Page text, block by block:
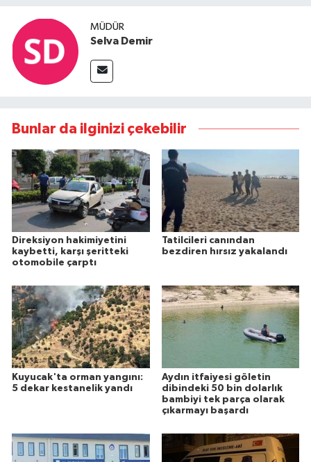
MÜDÜR
Selva Demir
Bunlar da ilginizi çekebilir
Direksiyon hakimiyetini
kaybetti, karşı şeritteki
otomobile çarptı
Tatilcileri canından
bezdiren hırsız yakalandı
Kuyucak'ta orman yangını:
5 dekar kestanelik yandı
Aydın itfaiyesi göletin
dibindeki 50 bin dolarlık
bambiyi tek parça olarak
çıkarmayı başardı